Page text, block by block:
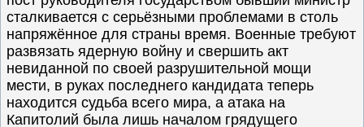
сталкивается с серьёзными проблемами в столь
напряжённое для страны время. Военные требуют
развязать ядерную войну и свершить акт
невиданной по своей разрушительной мощи
мести, в руках последнего кандидата теперь
находится судьба всего мира, а атака на
Капитолий была лишь началом грядущего